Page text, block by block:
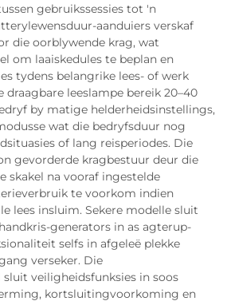
gebruikssessies tot 'n
aanduiers verskaf
die oorblywende krag, wat
om laaiskedules te beplan en
tydens belangrike lees- of werk
draagbare leeslampe bereik 20–40
by matige helderheidsinstellings,
wat die bedryfsduur nog
of lang reisperiodes. Die
gevorderde kragbestuur deur die
skakel na vooraf ingestelde
te voorkom indien
lees insluim. Sekere modelle sluit
generators in as agterup-
selfs in afgeleë plekke
verseker. Die
veiligheidsfunksies in soos
kortsluitingvoorkoming en